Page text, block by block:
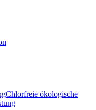
Chlorfreie ökologische